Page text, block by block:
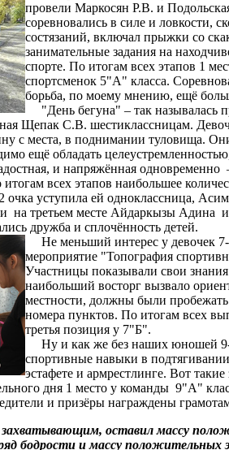
провели Маркосян Р.В. и
соревновались в силе и ловкости,
состязаний, включал прыжки со
занимательные задания на
спорте. По итогам всех этапов 1
спортсменок 5"А" класса.
борьба, по моему мнению, ещё
"День бегуна" – так называлась
Щепак С.В. шестиклассницам.
с места, в поднимании туловища.
ещё обладать
и напряжённая
всех этапов наибольшее
очка уступила ей одноклассница,
на третьем месте Айдаркызы Адина
дружба и сплочённость детей.
Не меньший интерес у девочек
мероприятие "Топография
Участницы показывали свои
наибольший восторг вызвало
местности, должны были
номера пунктов. По итогам всех
третья позиция у 7"Б".
Ну и как же без наших юношей 9-
спортивные навыки в
эстафете и армрестлинге. Вот
дня 1 место у команды 9"А"
и призёры награждены
захватывающим, оставил массу
бодрости и массу